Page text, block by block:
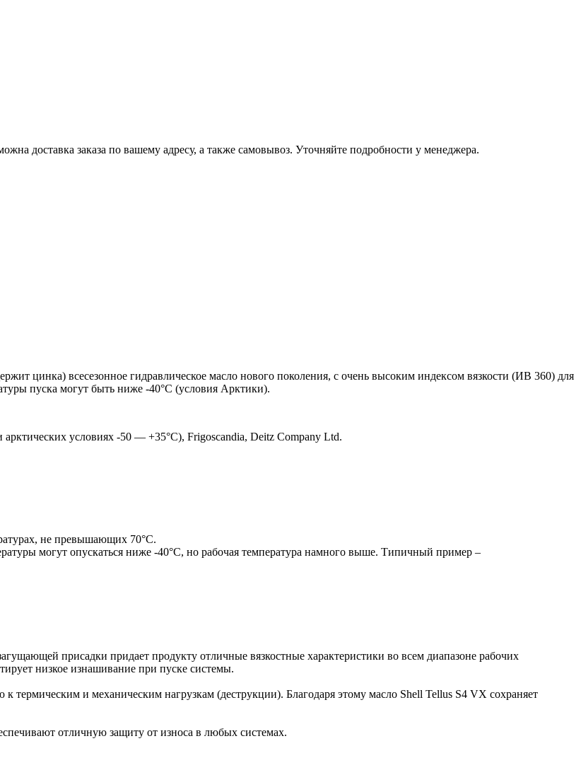
доставка заказа по вашему адресу, а также самовывоз. Уточняйте подробности у менеджера.
цинка) всесезонное гидравлическое масло нового поколения, с очень высоким индексом вязкости (ИВ 360) для
пуска могут быть ниже -40°C (условия Арктики).
условиях -50 — +35°C), Frigoscandia, Deitz Company Ltd.
не превышающих 70°C.
могут опускаться ниже -40°C, но рабочая температура намного выше. Типичный пример –
присадки придает продукту отличные вязкостные характеристики во всем диапазоне рабочих
низкое изнашивание при пуске системы.
термическим и механическим нагрузкам (деструкции). Благодаря этому масло Shell Tellus S4 VX сохраняет
отличную защиту от износа в любых системах.